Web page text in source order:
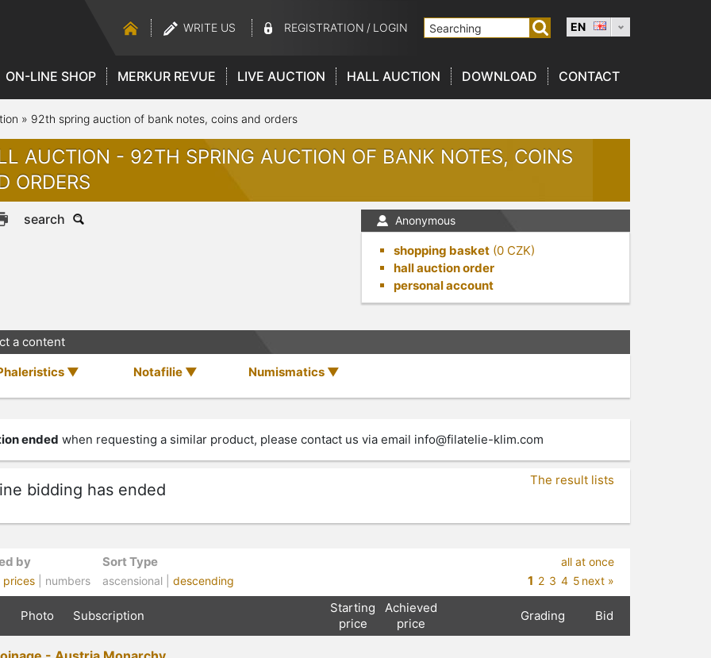
WRITE US REGISTRATION / LOGIN EN
ON-LINE SHOP MERKUR REVUE LIVE AUCTION HALL AUCTION DOWNLOAD CONTACT
» 92th spring auction of bank notes, coins and orders
AUCTION - 92TH SPRING AUCTION OF BANK NOTES, COINS
ORDERS
Anonymous
shopping basket (0 CZK)
hall auction order
personal account
search
a content
Notafilie Numismatics
ended when requesting a similar product, please contact us via email info@filatelie-klim.com
bidding has ended
The result lists
by
prices| numbers
Sort Type
ascensional | descending
all at once
1 2 3 4 5 next »
Photo Subscription
Starting
price
Achieved
price
Grading Bid